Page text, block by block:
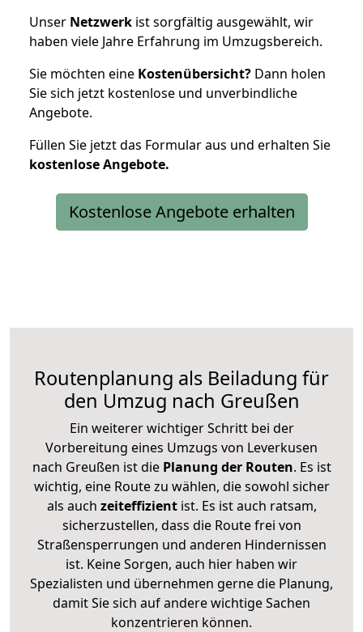
Unser Netzwerk ist sorgfältig ausgewählt, wir
haben viele Jahre Erfahrung im Umzugsbereich.
Sie möchten eine Kostenübersicht? Dann holen
Sie sich jetzt kostenlose und unverbindliche
Angebote.
Füllen Sie jetzt das Formular aus und erhalten Sie
kostenloseAngebote.
Kostenlose Angebote erhalten
Routenplanung als Beiladung für
den Umzug nach Greußen
Ein weiterer wichtiger Schritt bei der
Vorbereitung eines Umzugs von Leverkusen
nach Greußen ist diePlanung der Routen. Es ist
wichtig, eine Route zu wählen, die sowohl sicher
als auch zeiteffizientist. Es ist auch ratsam,
sicherzustellen, dass die Route frei von
Straßensperrungen und anderen Hindernissen
ist. Keine Sorgen, auch hier haben wir
Spezialisten und übernehmen gerne die Planung,
damit Sie sich auf andere wichtige Sachen
konzentrieren können.